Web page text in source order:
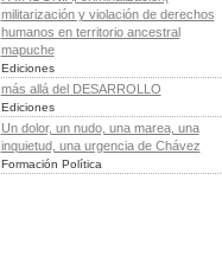
militarización y violación de derechos
humanos en territorio ancestral
mapuche
Ediciones
más allá del DESARROLLO
Ediciones
Un dolor, un nudo, una marea, una
inquietud, una urgencia de Chávez
Formación Política